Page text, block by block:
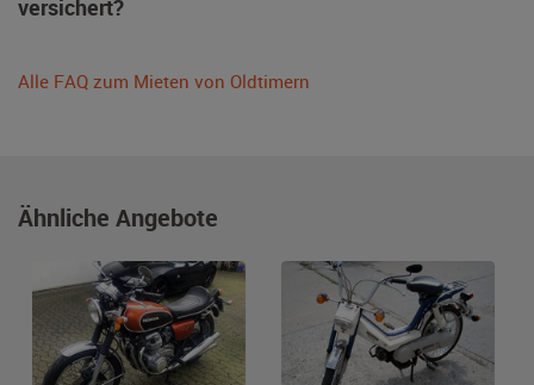
versichert?
Alle FAQ zum Mieten von Oldtimern
Ähnliche Angebote